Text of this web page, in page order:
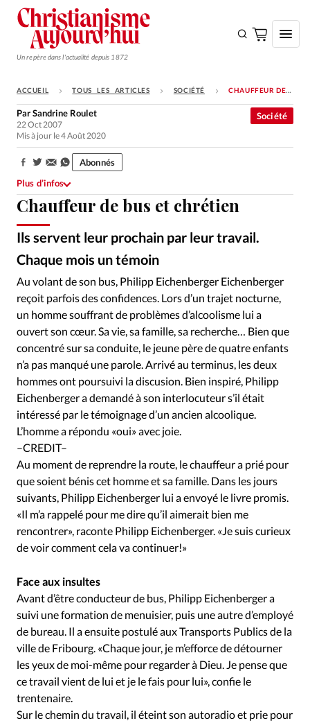
Un repère dans l'actualité depuis 1872
S'ABONNER
Monde
Opinions
Tous les articles
Faire un don
Emploi
Se connecter
Édition: Internationale
Devise:CHF
RUBRIQUES
Tous les articles
Actualité chrétienne
Actualité internationale
Chronique
Culture
Dossier
Eglises Foi Génération réveil
Monde
Opinions
Société
Tour du monde des Eglises
Trait d'Ixène
Vécu
Vie Intérieure
ACCUEIL TOUS LES ARTICLES SOCIÉTÉ CHAUFFEUR DE BUS ET CHRÉTIEN
Chauffeur de bus et chrétien
Ils servent leur prochain par leur travail.
Chaque mois un témoin
Société
ParSandrine Roulet
22 Oct 2007
Mis à jour le 4 Août 2020
Partager:
Abonnés
Plus d’infos
Au volant de son bus, Philipp Eichenberger Eichenberger
reçoit parfois des confidences. Lors d’un trajet nocturne,
un homme souffrant de problèmes d’alcoolisme lui a
ouvert son cœur. Sa vie, sa famille, sa recherche… Bien que
concentré sur sa conduite, le jeune père de quatre enfants
n’a pas manqué une parole. Arrivé au terminus, les deux
hommes ont poursuivi la discusion. Bien inspiré, Philipp
Eichenberger a demandé à son interlocuteur s’il était
intéressé par le témoignage d’un ancien alcoolique.
L’homme a répondu «oui» avec joie.
–CREDIT–
Au moment de reprendre la route, le chauffeur a prié pour
que soient bénis cet homme et sa famille. Dans les jours
suivants, Philipp Eichenberger lui a envoyé le livre promis.
«Il m’a rappelé pour me dire qu’il aimerait bien me
rencontrer», raconte Philipp Eichenberger. «Je suis curieux
de voir comment cela va continuer!»
Face aux insultes
Avant d’être conducteur de bus, Philipp Eichenberger a
suivi une formation de menuisier, puis une autre d’employé
de bureau. Il a ensuite postulé aux Transports Publics de la
ville de Fribourg. «Chaque jour, je m’efforce de détourner
les yeux de moi-même pour regarder à Dieu. Je pense que
ce travail vient de lui et je le fais pour lui», confie le
trentenaire.
Sur le chemin du travail, il éteint son autoradio et prie pour